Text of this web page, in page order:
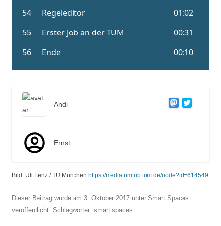
Andi
Ernst
Bild: Uli Benz / TU München https://mediatum.ub.tum.de/node?id=614549
Dieser Beitrag wurde am 3. Oktober 2017 unter Smart Spaces
veröffentlicht. Schlagwörter: smart spaces.